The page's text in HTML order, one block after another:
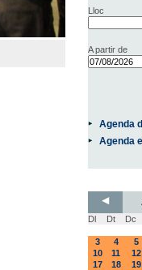
Lloc
A partir de
Agenda
Agenda
Dl
Dt Dc
3
4 5
10
11 12
17
18 19